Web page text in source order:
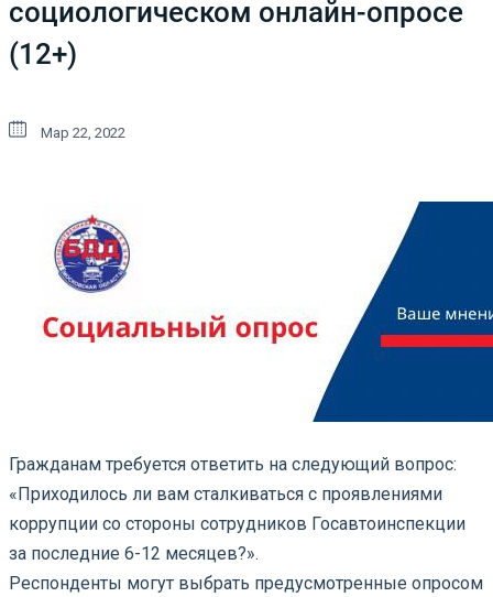
социологическом онлайн-опросе
(12+)
Мар 22, 2022
Гражданам требуется ответить на следующий вопрос:
«Приходилось ли вам сталкиваться с проявлениями
коррупции со стороны сотрудников Госавтоинспекции
за последние 6-12 месяцев?».
Респонденты могут выбрать предусмотренные опросом